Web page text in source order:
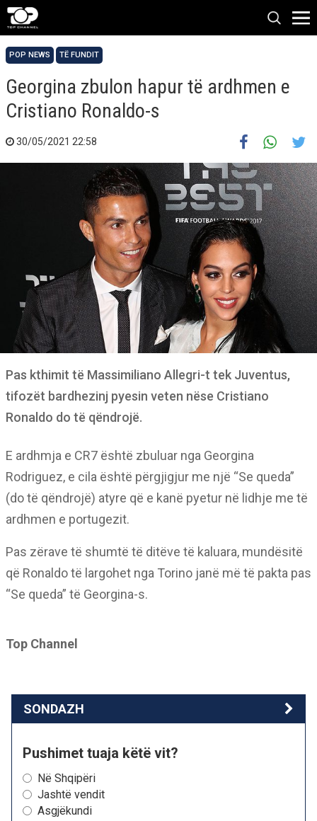
POP NEWS TË FUNDIT
Georgina zbulon hapur të ardhmen e
Cristiano Ronaldo-s
30/05/2021 22:58
Pas kthimit të Massimiliano Allegri-t tek Juventus,
tifozët bardhezinj pyesin veten nëse Cristiano
Ronaldo do të qëndrojë.
E ardhmja e CR7 është zbuluar nga Georgina
Rodriguez, e cila është përgjigjur me një “Se queda”
(do të qëndrojë) atyre që e kanë pyetur në lidhje me të
ardhmen e portugezit.
Pas zërave të shumtë të ditëve të kaluara, mundësitë
që Ronaldo të largohet nga Torino janë më të pakta pas
“Se queda” të Georgina-s.
Top Channel
SONDAZH
Pushimet tuaja këtë vit?
Në Shqipëri
Jashtë vendit
Asgjëkundi